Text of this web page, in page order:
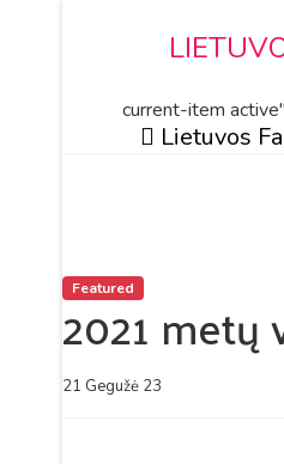
current-item
Lietuvos
Featured
2021 metų
21 Gegužė 23